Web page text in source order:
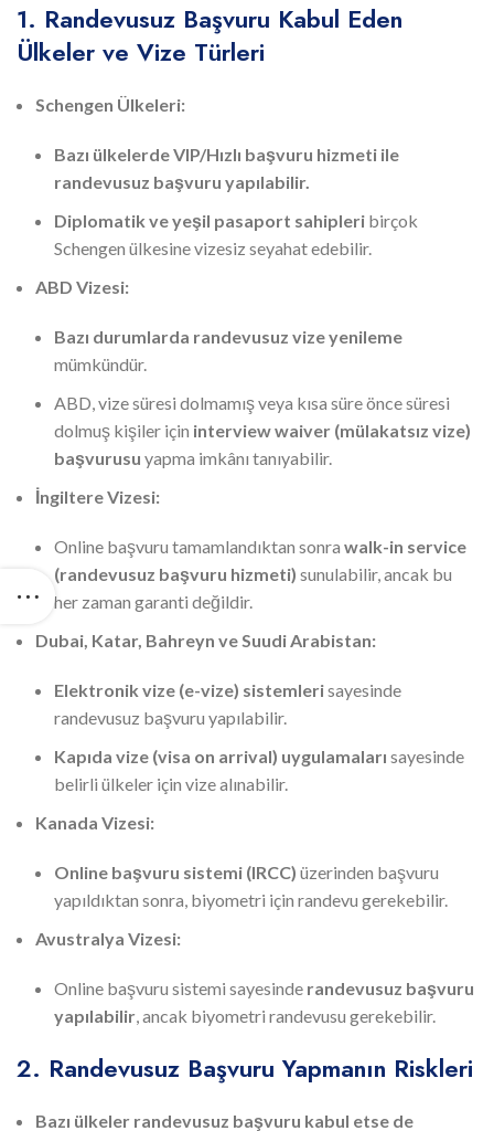
1. Randevusuz Başvuru Kabul Eden
Ülkeler ve Vize Türleri
Schengen Ülkeleri:
Bazı ülkelerde VIP/Hızlı başvuru hizmeti ile
randevusuz başvuru yapılabilir.
Diplomatik ve yeşil pasaport sahipleri birçok
Schengen ülkesine vizesiz seyahat edebilir.
ABD Vizesi:
Bazı durumlarda randevusuz vize yenileme
mümkündür.
ABD, vize süresi dolmamış veya kısa süre önce süresi
dolmuş kişiler için interview waiver (mülakatsız vize)
başvurusu yapma imkânı tanıyabilir.
İngiltere Vizesi:
Online başvuru tamamlandıktan sonra walk-in service
(randevusuz başvuru hizmeti) sunulabilir, ancak bu
her zaman garanti değildir.
Dubai, Katar, Bahreyn ve Suudi Arabistan:
Elektronik vize (e-vize) sistemlerisayesinde
randevusuz başvuru yapılabilir.
Kapıda vize (visa on arrival) uygulamaları sayesinde
belirli ülkeler için vize alınabilir.
Kanada Vizesi:
Online başvuru sistemi (IRCC) üzerinden başvuru
yapıldıktan sonra, biyometri için randevu gerekebilir.
Avustralya Vizesi:
Online başvuru sistemi sayesinde randevusuz başvuru
yapılabilir, ancak biyometri randevusu gerekebilir.
2. Randevusuz Başvuru Yapmanın Riskleri
Bazı ülkeler randevusuz başvuru kabul etse de